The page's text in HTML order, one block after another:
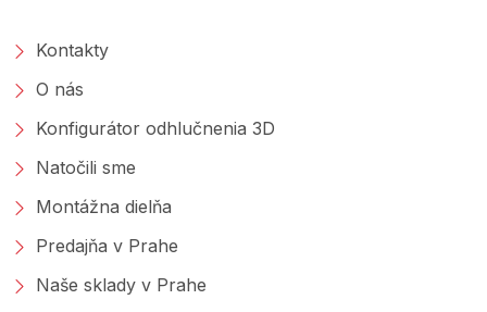
Kontakty
O nás
Konfigurátor odhlučnenia 3D
Natočili sme
Montážna dielňa
Predajňa v Prahe
Naše sklady v Prahe